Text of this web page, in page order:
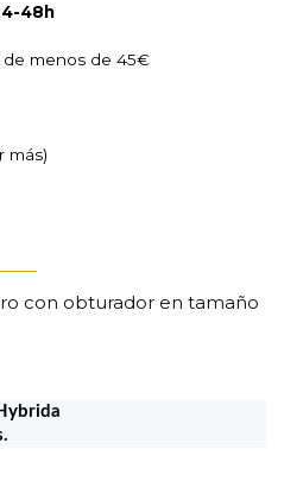
48h
menos de 45€
más)
con obturador en tamaño